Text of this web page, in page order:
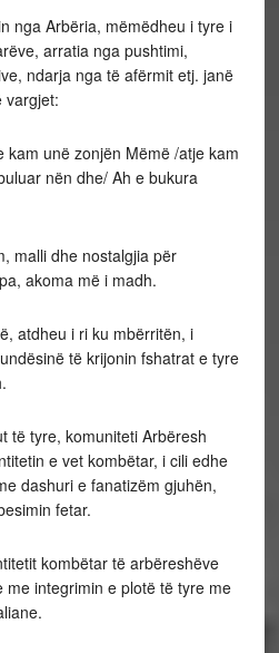
nga Arbëria, mëmëdheu i tyre i
arratia nga pushtimi,
ndarja nga të afërmit etj. janë
vargjet:
kam unë zonjën Mëmë /atje kam
nën dhe/ Ah e bukura
malli dhe nostalgjia për
akoma më i madh.
atdheu i ri ku mbërritën, i
të krijonin fshatrat e tyre
të tyre, komuniteti Arbëresh
e vet kombëtar, i cili edhe
dashuri e fanatizëm gjuhën,
fetar.
kombëtar të arbëreshëve
me integrimin e plotë të tyre me